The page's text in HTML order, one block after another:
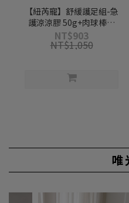
【紐芮寵】舒緩護足組-急
護涼涼膠 50g+肉球棒棒
17g
NT$903
NT$1,050
唯